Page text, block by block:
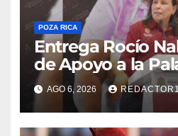
POZA RICA
Entrega Rocío
de Apoyo a la
AGO 6, 2026